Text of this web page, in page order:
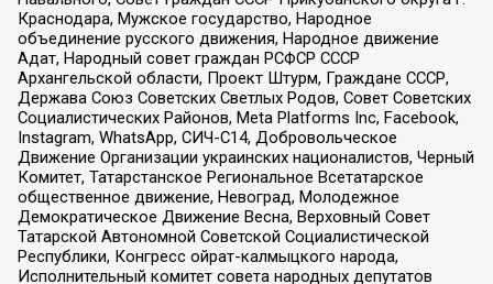
Краснодара, Мужское государство, Народное
объединение русского движения, Народное движение
Адат, Народный совет граждан РСФСР СССР
Архангельской области, Проект Штурм, Граждане СССР,
Держава Союз Советских Светлых Родов, Совет Советских
Социалистических Районов, Meta Platforms Inc, Facebook,
Instagram, WhatsApp, СИЧ-С14, Добровольческое
Движение Организации украинских националистов, Черный
Комитет, Татарстанское Региональное Всетатарское
общественное движение, Невоград, Молодежное
Демократическое Движение Весна, Верховный Совет
Татарской Автономной Советской Социалистической
Республики, Конгресс ойрат-калмыцкого народа,
Исполнительный комитет совета народных депутатов